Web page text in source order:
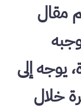
مقال
يوجه إلى
خلال